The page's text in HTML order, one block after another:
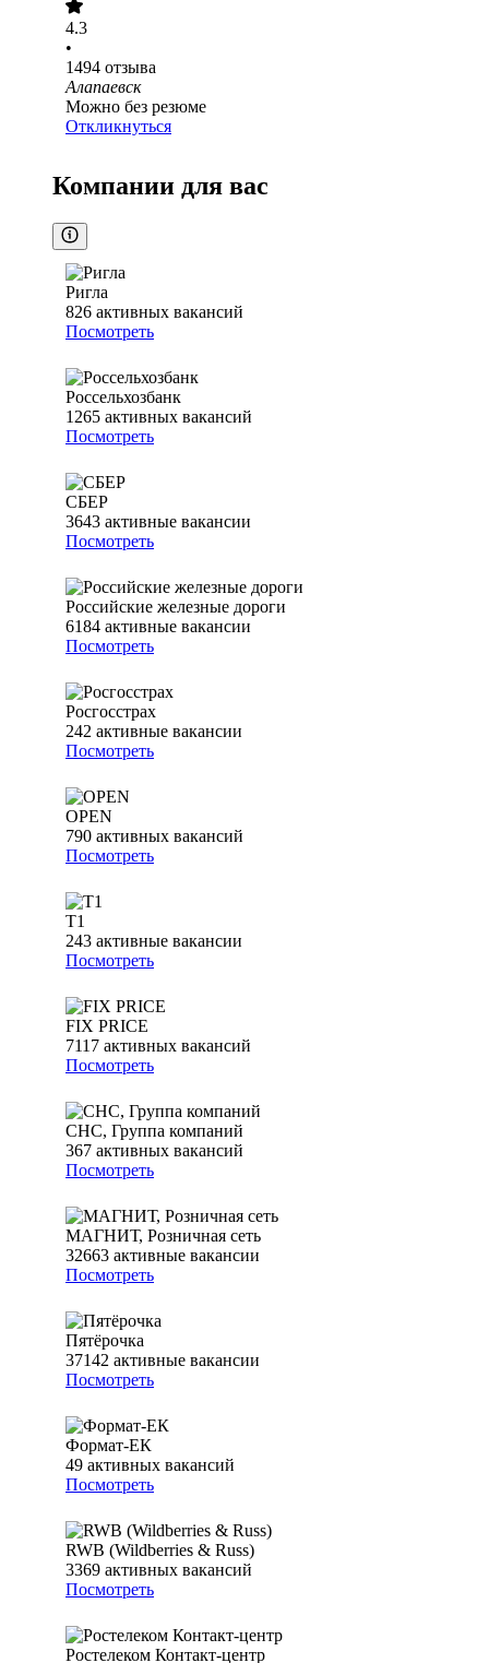
4.3
•
1494 отзыва
Алапаевск
Можно без резюме
Откликнуться
Компании для вас
Ригла
826 активных вакансий
Посмотреть
Россельхозбанк
1265 активных вакансий
Посмотреть
СБЕР
3643 активные вакансии
Посмотреть
Российские железные дороги
6184 активные вакансии
Посмотреть
Росгосстрах
242 активные вакансии
Посмотреть
OPEN
790 активных вакансий
Посмотреть
Т1
243 активные вакансии
Посмотреть
FIX PRICE
7117 активных вакансий
Посмотреть
СНС, Группа компаний
367 активных вакансий
Посмотреть
МАГНИТ, Розничная сеть
32663 активные вакансии
Посмотреть
Пятёрочка
37142 активные вакансии
Посмотреть
Формат-ЕК
49 активных вакансий
Посмотреть
RWB (Wildberries & Russ)
3369 активных вакансий
Посмотреть
Ростелеком Контакт-центр